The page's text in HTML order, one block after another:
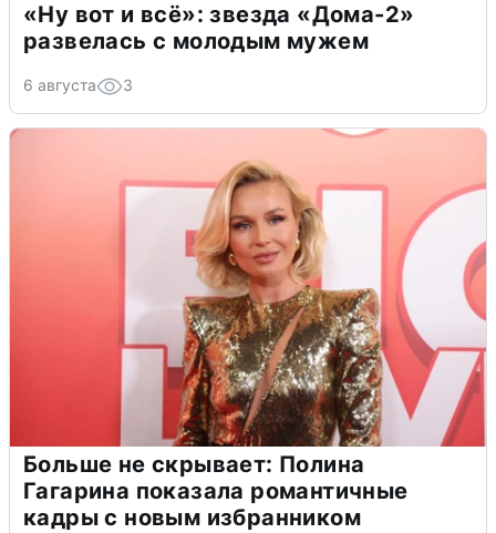
«Ну вот и всё»: звезда «Дома-2»
развелась с молодым мужем
6 августа 3
Больше не скрывает: Полина
Гагарина показала романтичные
кадры с новым избранником